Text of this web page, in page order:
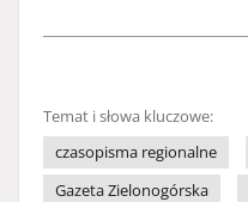
Temat i słowa kluczowe:
czasopisma regionalne
Gazeta Zielonogórska